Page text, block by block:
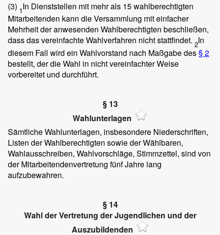
(3) 1In Dienststellen mit mehr als 15 wahlberechtigten
Mitarbeitenden kann die Versammlung mit einfacher
Mehrheit der anwesenden Wahlberechtigten beschließen,
dass das vereinfachte Wahlverfahren nicht stattfindet. 2In
diesem Fall wird ein Wahlvorstand nach Maßgabe des§ 2
bestellt, der die Wahl in nicht vereinfachter Weise
vorbereitet und durchführt.
§ 13
Wahlunterlagen
Sämtliche Wahlunterlagen, insbesondere Niederschriften,
Listen der Wahlberechtigten sowie der Wählbaren,
Wahlausschreiben, Wahlvorschläge, Stimmzettel, sind von
der Mitarbeitendenvertretung fünf Jahre lang
aufzubewahren.
§ 14
Wahl der Vertretung der Jugendlichen und der
Auszubildenden